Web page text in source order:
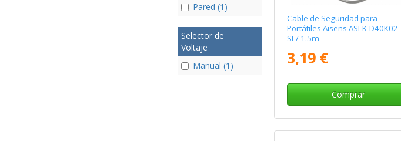
Pared (1)
Selector de
Voltaje
Manual (1)
Cable de Seguridad para
Portátiles Aisens ASLK-D40K02-
SL/ 1.5m
3,19 €
Comprar